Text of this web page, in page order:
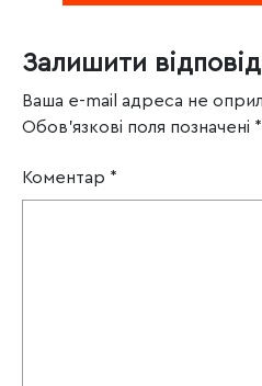
Залишити
Ваша e-mail адреса не
Обов’язкові поля позначені *
Коментар *